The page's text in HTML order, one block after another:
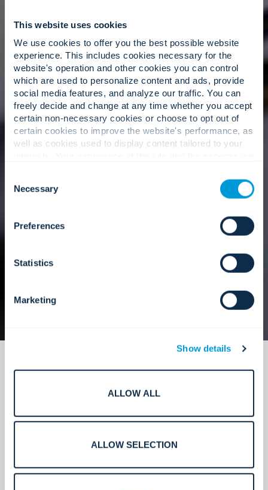
This website uses cookies
We use cookies to offer you the best possible website
experience. This includes cookies necessary for the
website's operation and other cookies you can control
which are used to personalize content and ads, provide
social media features, and analyze our traffic. You can
freely decide and change at any time whether you accept
certain non-necessary cookies or choose to opt out of
certain cookies to improve the website's performance, as
well as cookies used to display content tailored to your
cookies. Click "Show details" below for more information
about who we share your information with.
Selection
Necessary
Preferences
Statistics
Marketing
Show details
ALLOW ALL
ALLOW SELECTION
Kepemimpinan yang berdaya.
Manajer program yang berdedikasi dan bertindak
sebagai perpanjangan tim Anda, bertanggung
jawab penuh atas setiap hasil dengan penuh
Manajemen presisi untuk